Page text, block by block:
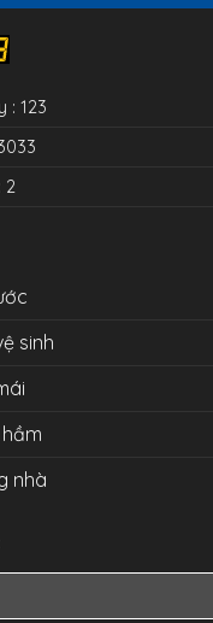
: 123
2
sinh
nhà